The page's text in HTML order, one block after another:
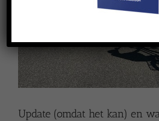
Update (omdat het kan) en